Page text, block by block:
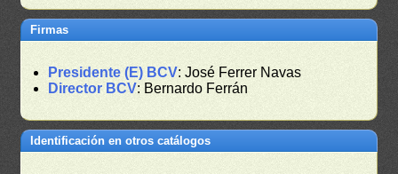
Firmas
Presidente (E) BCV: José Ferrer Navas
Director BCV: Bernardo Ferrán
Identificación en otros catálogos